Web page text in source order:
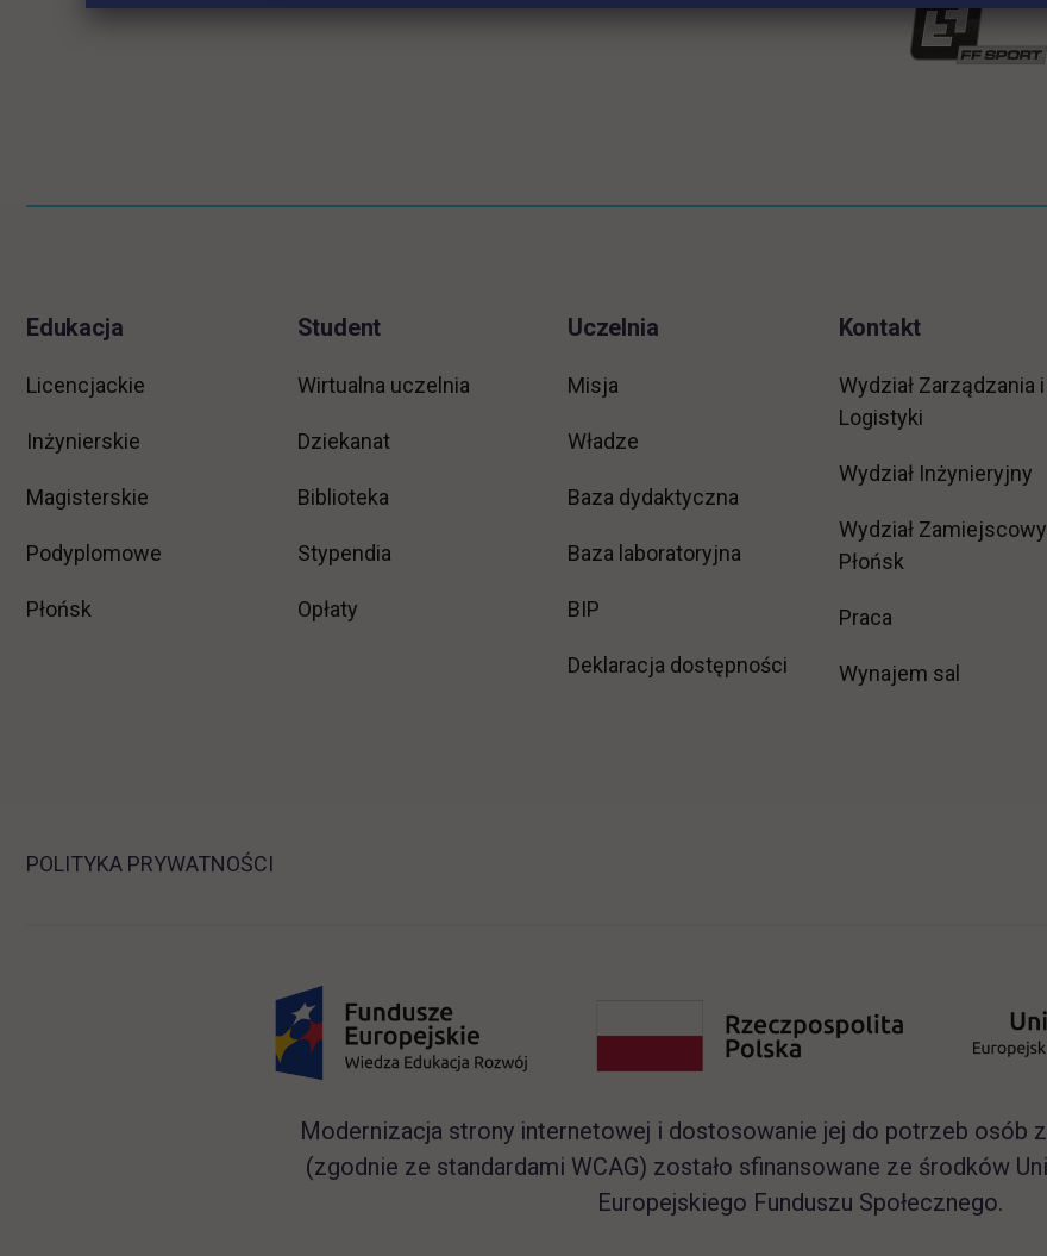
Edukacja
Licencjackie
Inżynierskie
Magisterskie
Podyplomowe
Płońsk
Student
Wirtualna uczelnia
Dziekanat
Biblioteka
Stypendia
Opłaty
Uczelnia
Misja
Władze
Baza dydaktyczna
Baza laboratoryjna
BIP link otwiera się w nowej karcie
Deklaracja dostępności
Kontakt
Wydział Zarządzania i
Logistyki
Wydział Inżynieryjny
Wydział Zamiejscowy
Płońsk
Pracalink otwiera się
Wynajem sal
POLITYKA PRYWATNOŚCI
Modernizacja strony internetowej i dostosowanie jej do potrzeb osób
(zgodnie ze standardami WCAG) zostało sfinansowane ze środków
Europejskiego Funduszu Społecznego.